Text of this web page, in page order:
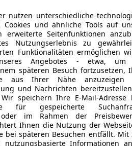
nutzen unterschiedliche
und ähnliche Tools auf
erweiterte Seitenfunktionen
Nutzungserlebnis zu
Funktionalitäten ermöglichen
Angebotes - etwa, um
späteren Besuch fortzusetzen,
aus Ihrer Nähe anzuzeigen
und Nachrichten
speichern Ihre E-Mail-Adresse
gespeicherte
oder im Rahmen der
Ihnen die Nutzung der
bei späteren Besuchen entfällt. Mit
nutzungsbasierte Informationen